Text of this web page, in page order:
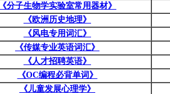
《分子生物学实验室常用器材》
《欧洲历史地理》
《风电专用词汇》
《传媒专业英语词汇》
《人才招聘英语》
《OC编程必背单词》
《儿童发展心理学》